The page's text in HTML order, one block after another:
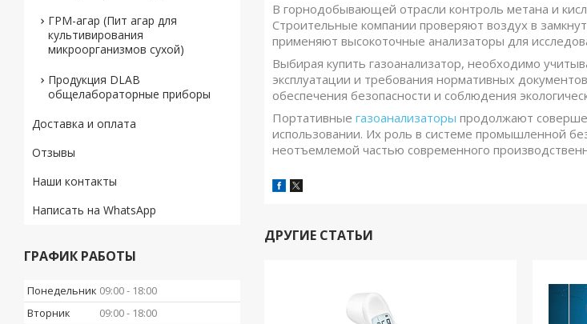
В горнодобывающей отрасли контроль метана и
Строительные компании проверяют воздух в
применяют высокоточные анализаторы для
Выбирая купить газоанализатор, необходимо
эксплуатации и требования нормативных
обеспечения безопасности и соблюдения
Портативные газоанализаторы продолжают
использовании. Их роль в системе промышленной
неотъемлемой частью современного
ДРУГИЕ СТАТЬИ
ГРМ-агар (Пит агар для
культивирования
микроорганизмов сухой)
Продукция DLAB
общелабораторные приборы
Доставка и оплата
Отзывы
Наши контакты
Написать на WhatsApp
ГРАФИК РАБОТЫ
Понедельник 09:00
18:00
Вторник
09:00
18:00